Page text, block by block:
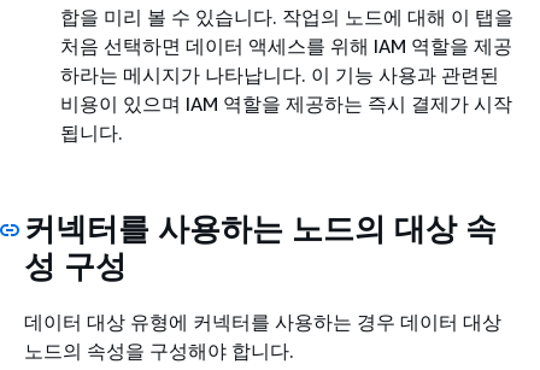
합을 미리 볼 수 있습니다. 작업의 노드에 대해 이 탭을
처음 선택하면 데이터 액세스를 위해 IAM 역할을 제공
하라는 메시지가 나타납니다. 이 기능 사용과 관련된
비용이 있으며 IAM 역할을 제공하는 즉시 결제가 시작
됩니다.
커넥터를 사용하는 노드의 대상 속
성 구성
데이터 대상 유형에 커넥터를 사용하는 경우 데이터 대상
노드의 속성을 구성해야 합니다.